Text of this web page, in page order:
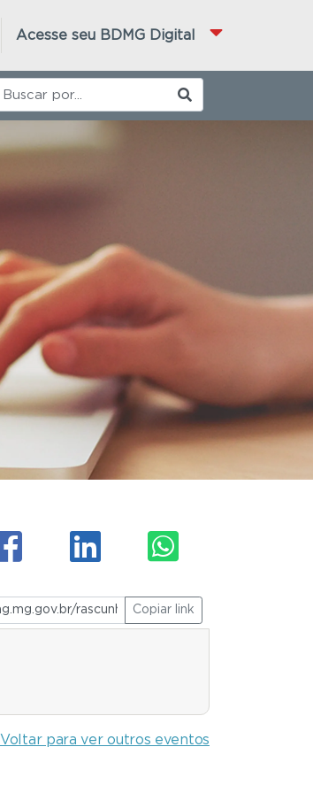
Acesse seu BDMG Digital
Copiar link
Voltar para ver outros eventos